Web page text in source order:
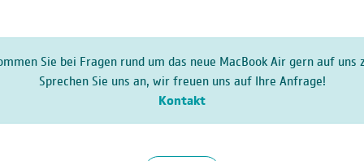
Sie bei Fragen rund um das neue MacBook Air gern auf uns
Sprechen Sie uns an, wir freuen uns auf Ihre Anfrage!
Kontakt